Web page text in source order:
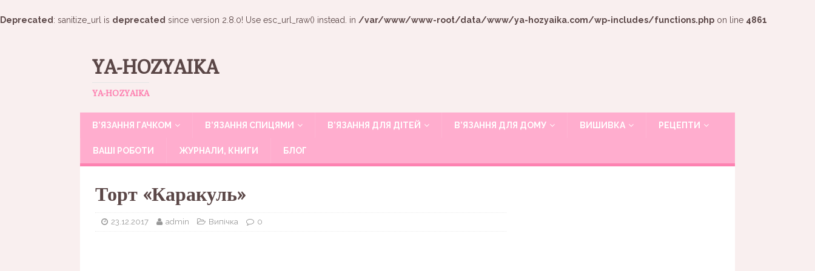
Deprecated : sanitize_url is deprecated since version 2.8.0! Use esc_url_raw() instead. in /var/www/www-root/data/www/ya-hozyaika.com/wp-includes/functions.php on line 4861
YA-HOZYAIKA
YA-HOZYAIKA
В’ЯЗАННЯ ГАЧКОМ В’ЯЗАННЯ СПИЦЯМИ В’ЯЗАННЯ ДЛЯ ДІТЕЙ В’ЯЗАННЯ ДЛЯ ДОМУ ВИШИВКА РЕЦЕПТИ
ВАШІ РОБОТИ ЖУРНАЛИ, КНИГИ БЛОГ
Торт «Каракуль»
23.12.2017 admin Випічка 0